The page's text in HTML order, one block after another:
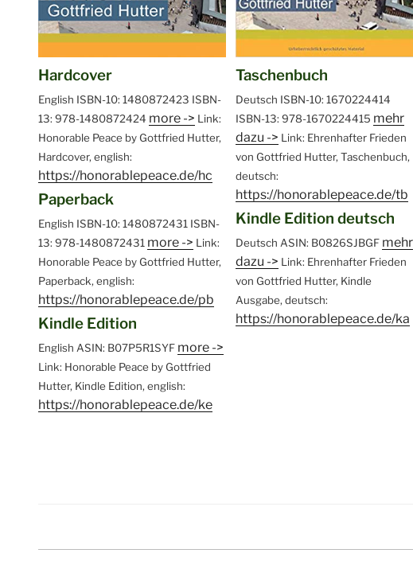
Hardcover
English ISBN-10: 1480872423 ISBN-
13: 978-1480872424 more -> Link:
Honorable Peace by Gottfried Hutter,
Hardcover, english:
https://honorablepeace.de/hc
Paperback
English ISBN-10: 1480872431 ISBN-
13: 978-1480872431 more -> Link:
Honorable Peace by Gottfried Hutter,
Paperback, english:
https://honorablepeace.de/pb
Kindle Edition
English ASIN: B07P5R1SYF more ->
Link: Honorable Peace by Gottfried
Hutter, Kindle Edition, english:
https://honorablepeace.de/ke
Taschenbuch
Deutsch ISBN-10: 1670224414
ISBN-13: 978-1670224415 mehr
dazu -> Link: Ehrenhafter Frieden
von Gottfried Hutter, Taschenbuch,
deutsch:
https://honorablepeace.de/tb
Kindle Edition deutsch
Deutsch ASIN: B0826SJBGF mehr
dazu -> Link: Ehrenhafter Frieden
von Gottfried Hutter, Kindle
Ausgabe, deutsch:
https://honorablepeace.de/ka